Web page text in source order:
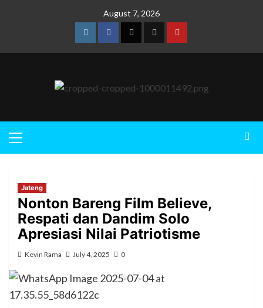
August 7, 2026
Jateng
Nonton Bareng Film Believe,
Respati dan Dandim Solo
Apresiasi Nilai Patriotisme
Kevin Rama July 4, 2025 0